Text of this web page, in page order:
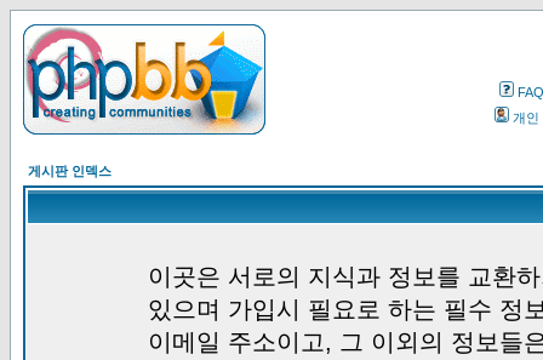
FAQ
개인
게시판 인덱스
이곳은 서로의 지식과 정보를 교환
있으며 가입시 필요로 하는 필수 정
이메일 주소이고, 그 이외의 정보들